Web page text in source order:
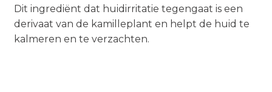
Dit ingrediënt dat huidirritatie tegengaat is een
derivaat van de kamilleplant en helpt de huid te
kalmeren en te verzachten.